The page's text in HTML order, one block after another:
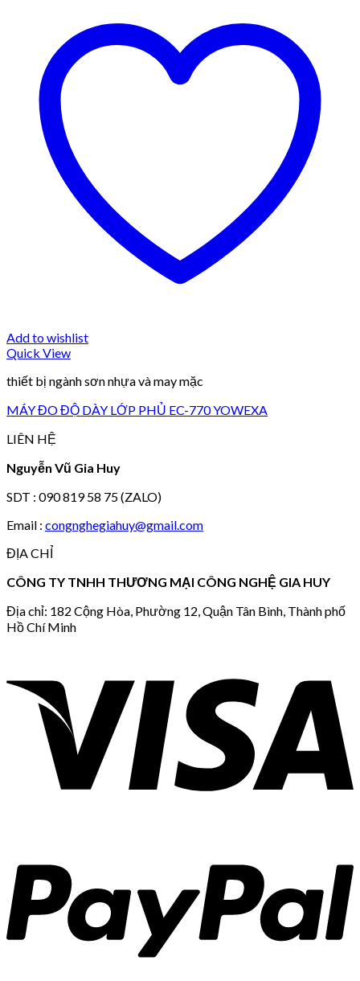
Add to wishlist
Quick View
thiết bị ngành sơn nhựa và may mặc
MÁY ĐO ĐỘ DÀY LỚP PHỦ EC-770 YOWEXA
LIÊN HỆ
Nguyễn Vũ Gia Huy
SDT : 090 819 58 75 (ZALO)
Email : congnghegiahuy@gmail.com
ĐỊA CHỈ
CÔNG TY TNHH THƯƠNG MẠI CÔNG NGHỆ GIA HUY
Địa chỉ: 182 Cộng Hòa, Phường 12, Quận Tân Bình, Thành phố
Hồ Chí Minh